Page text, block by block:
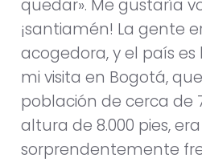
quedar». Me gustaría
¡santiamén! La gente
acogedora, y el país
mi visita en Bogotá,
población de cerca de
altura de 8.000 pies, era
sorprendentemente